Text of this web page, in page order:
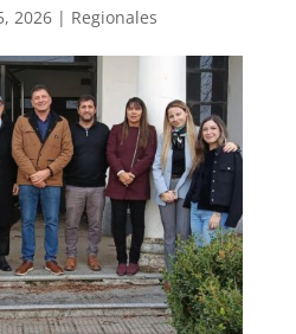
2026| Regionales